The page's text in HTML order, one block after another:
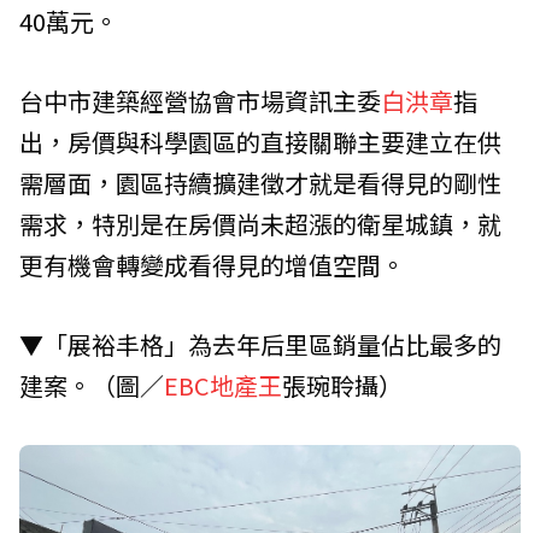
40萬元。
台中市建築經營協會市場資訊主委白洪章指
出，房價與科學園區的直接關聯主要建立在供
需層面，園區持續擴建徵才就是看得見的剛性
需求，特別是在房價尚未超漲的衛星城鎮，就
更有機會轉變成看得見的增值空間。
▼「展裕丰格」為去年后里區銷量佔比最多的
建案。（圖／EBC地產王張琬聆攝）